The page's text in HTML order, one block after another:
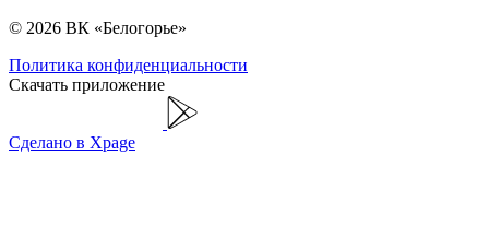
© 2026 ВК «Белогорье»
Политика конфиденциальности
Скачать приложение
Сделано в Xpage